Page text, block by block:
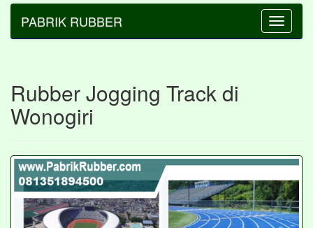
Toggle
PABRIK RUBBER
Rubber Jogging Track di
Wonogiri